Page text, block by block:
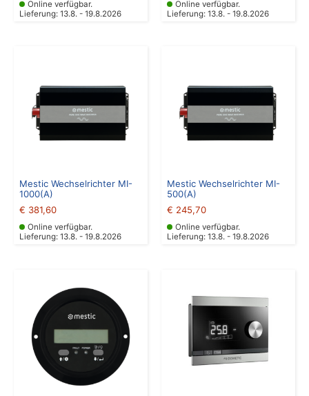
Online verfügbar.
Lieferung: 13.8. - 19.8.2026
Online verfügbar.
Lieferung: 13.8. - 19.8.2026
Mestic Wechselrichter MI-
1000(A)
€ 381,60
Online verfügbar.
Lieferung: 13.8. - 19.8.2026
Mestic Wechselrichter MI-
500(A)
€ 245,70
Online verfügbar.
Lieferung: 13.8. - 19.8.2026